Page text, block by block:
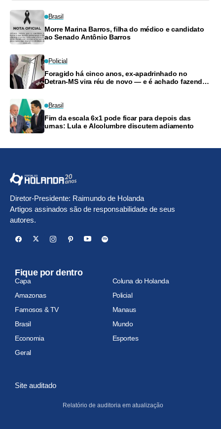
Brasil
Morre Marina Barros, filha do médico e candidato
ao Senado Antônio Barros
Policial
Foragido há cinco anos, ex-apadrinhado no
Detran-MS vira réu de novo — e é achado fazendo
Brasil
Fim da escala 6x1 pode ficar para depois das
urnas: Lula e Alcolumbre discutem adiamento
Diretor-Presidente: Raimundo de Holanda
Artigos assinados são de responsabilidade de seus
autores.
Fique por dentro
Capa
Coluna do Holanda
Amazonas
Policial
Famosos & TV
Manaus
Brasil
Mundo
Economia
Esportes
Geral
Site auditado
Relatório de auditoria em atualização